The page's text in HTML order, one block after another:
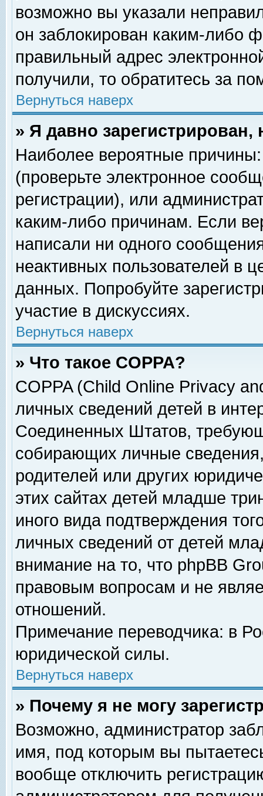
возможно вы указали
он заблокирован каким-либо
правильный адрес
получили, то обратитесь за
Вернуться наверх
» Я давно
Наиболее вероятные
(проверьте электронное
регистрации), или
каким-либо причинам. Если
написали ни одного
неактивных пользователей в
данных. Попробуйте
участие в дискуссиях.
Вернуться наверх
» Что такое COPPA?
COPPA (Child Online Privacy
личных сведений детей в
Соединенных Штатов,
собирающих личные
родителей или других
этих сайтах детей младше
иного вида подтверждения
личных сведений от детей
внимание на то, что phpBB
правовым вопросам и не
отношений.
Примечание переводчика: в
юридической силы.
Вернуться наверх
» Почему я не могу
Возможно, администратор
имя, под которым вы
вообще отключить